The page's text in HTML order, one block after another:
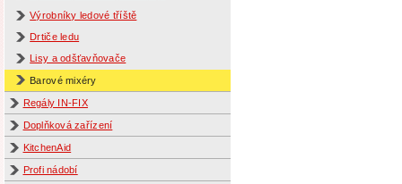
Výrobníky ledové tříště
Drtiče ledu
Lisy a odšťavňovače
Barové mixéry
Regály IN-FIX
Doplňková zařízení
KitchenAid
Profi nádobí